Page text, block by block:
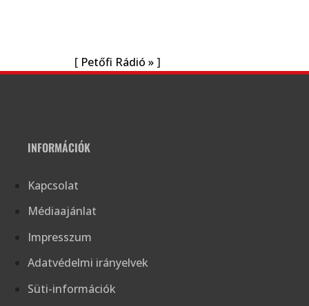
[ Petőfi Rádió »]
INFORMÁCIÓK
Kapcsolat
Médiaajánlat
Impresszum
Adatvédelmi irányelvek
Süti-információk